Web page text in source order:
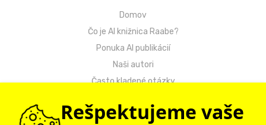
Domov
Čo je AI knižnica Raabe?
Ponuka AI publikácií
Naši autori
Často kladené otázky
Návody
Rešpektujeme vaše